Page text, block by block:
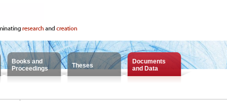
Books and
Proceedings
Theses
Documents
and Data